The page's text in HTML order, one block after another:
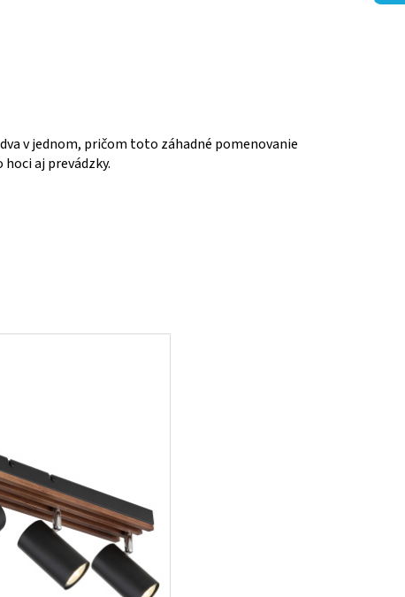
v jednom, pričom toto záhadné pomenovanie
aj prevádzky.